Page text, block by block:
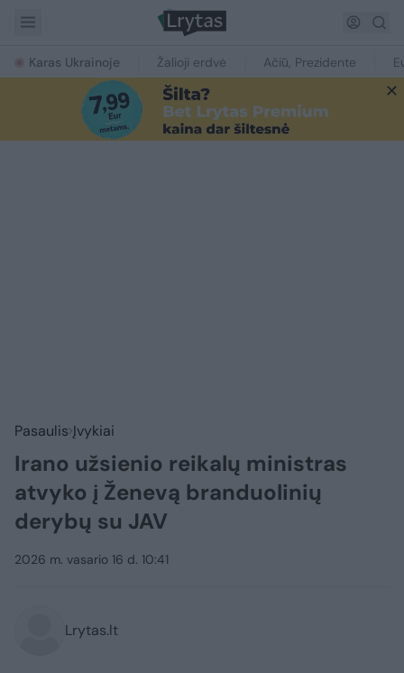
Karas Ukrainoje Žalioji erdvė Ačiū, Prezidente
Pasaulis Įvykiai
Irano užsienio reikalų ministras
atvyko į Ženevą branduolinių
derybų su JAV
2026 m. vasario 16 d. 10:41
Lrytas.lt